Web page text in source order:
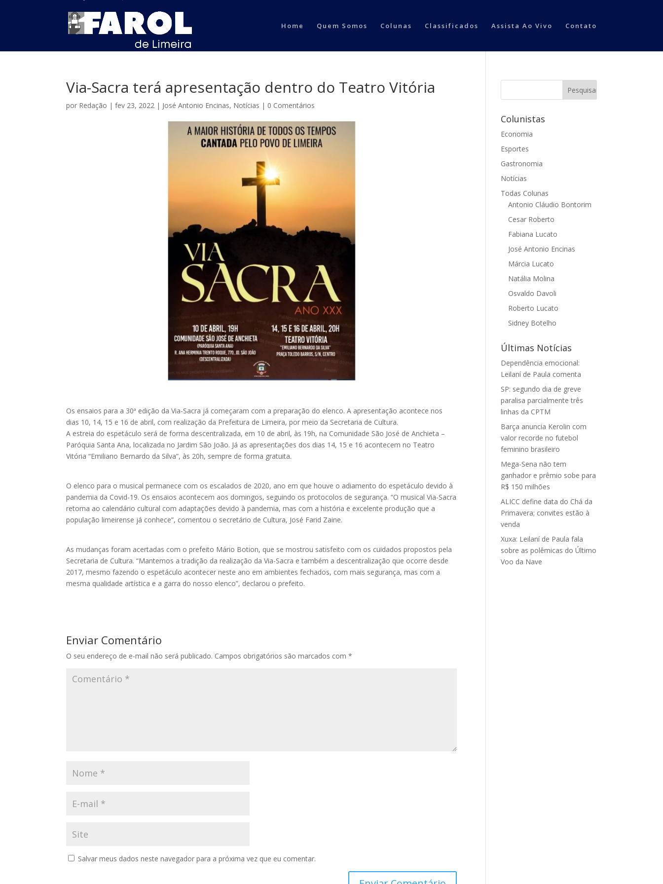
Home Quem Somos Colunas Classificados Assista Ao Vivo Contato
Via-Sacra terá apresentação dentro do Teatro Vitória
por Redação |fev 23, 2022 | José Antonio Encinas, Notícias | 0 Comentários
Os ensaios para a 30ª edição da Via-Sacra já começaram com a preparação do elenco. A apresentação acontece nos
dias 10, 14, 15 e 16 de abril, com realização da Prefeitura de Limeira, por meio da Secretaria de Cultura.
A estreia do espetáculo será de forma descentralizada, em 10 de abril, às 19h, na Comunidade São José de Anchieta –
Paróquia Santa Ana, localizada no Jardim São João. Já as apresentações dos dias 14, 15 e 16 acontecem no Teatro
Vitória “Emiliano Bernardo da Silva”, às 20h, sempre de forma gratuita.
O elenco para o musical permanece com os escalados de 2020, ano em que houve o adiamento do espetáculo devido à
pandemia da Covid-19. Os ensaios acontecem aos domingos, seguindo os protocolos de segurança. “O musical Via-Sacra
retorna ao calendário cultural com adaptações devido à pandemia, mas com a história e excelente produção que a
população limeirense já conhece”, comentou o secretário de Cultura, José Farid Zaine.
As mudanças foram acertadas com o prefeito Mário Botion, que se mostrou satisfeito com os cuidados propostos pela
Secretaria de Cultura. “Mantemos a tradição da realização da Via-Sacra e também a descentralização que ocorre desde
2017, mesmo fazendo o espetáculo acontecer neste ano em ambientes fechados, com mais segurança, mas com a
mesma qualidade artística e a garra do nosso elenco”, declarou o prefeito.
Enviar Comentário
O seu endereço de e-mail não será publicado. Campos obrigatórios são marcados com*
Salvar meus dados neste navegador para a próxima vez que eu comentar.
Colunistas
Economia
Esportes
Gastronomia
Notícias
Todas Colunas
Antonio Cláudio Bontorim
Cesar Roberto
Fabiana Lucato
José Antonio Encinas
Márcia Lucato
Natália Molina
Osvaldo Davoli
Roberto Lucato
Sidney Botelho
Últimas Notícias
Dependência emocional:
Leilaní de Paula comenta
SP: segundo dia de greve
paralisa parcialmente três
linhas da CPTM
Barça anuncia Kerolin com
valor recorde no futebol
feminino brasileiro
Mega-Sena não tem
ganhador e prêmio sobe para
R$ 150 milhões
ALICC define data do Chá da
Primavera; convites estão à
venda
Xuxa: Leilaní de Paula fala
sobre as polêmicas do Último
Voo da Nave